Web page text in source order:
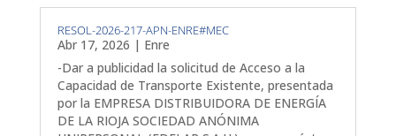
RESOL-2026-217-APN-ENRE#MEC
Abr 17, 2026 | Enre
-Dar a publicidad la solicitud de Acceso a la
Capacidad de Transporte Existente, presentada
por la EMPRESA DISTRIBUIDORA DE ENERGÍA
DE LA RIOJA SOCIEDAD ANÓNIMA